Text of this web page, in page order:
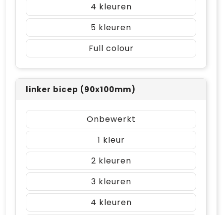
4
5
Full colour
linker bicep (90x100mm)
Onbewerkt
1
2
3
4